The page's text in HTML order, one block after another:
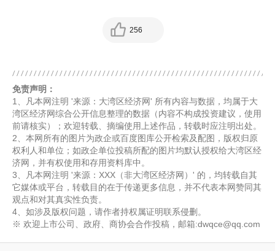
256
免责声明：
1、凡本网注明 '来源：大湾区经济网' 所有内容与数据，均属于大
湾区经济网综合公开信息整理的数据（内容不构成投资建议，使用
前请核实）；欢迎转载、摘编使用上述作品，转载时应注明出处。
2、本网所有的图片为政企或百度图库公开检索及配图，版权归原
权利人和单位；如政企单位投稿所配的图片均默认授权给大湾区经
济网，并有权使用和存用资料库中。
3、凡本网注明 '来源：XXX（非大湾区经济网）' 的，均转载自其
它媒体或平台，转载目的在于传递更多信息，并不代表本网赞同其
观点和对其真实性负责。
4、如涉及版权问题，请作者持权属证明联系侵删。
※ 欢迎上市公司、政府、商协会合作投稿，邮箱:dwqce@qq.com